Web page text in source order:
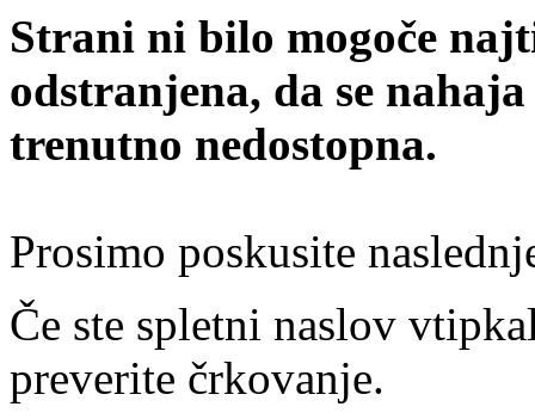
Strani ni bilo mogoče
odstranjena, da se
trenutno nedostopna.
Prosimo poskusite
Če ste spletni naslov
preverite črkovanje.